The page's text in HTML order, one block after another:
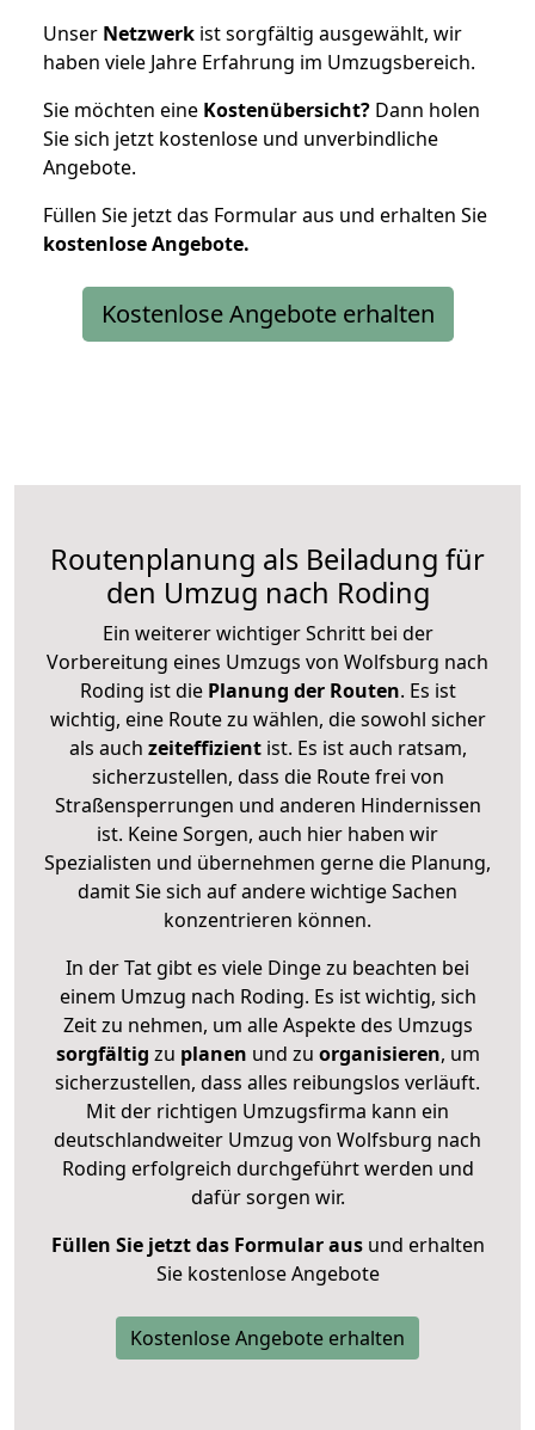
Unser Netzwerk ist sorgfältig ausgewählt, wir
haben viele Jahre Erfahrung im Umzugsbereich.
Sie möchten eine Kostenübersicht? Dann holen
Sie sich jetzt kostenlose und unverbindliche
Angebote.
Füllen Sie jetzt das Formular aus und erhalten Sie
kostenloseAngebote.
Kostenlose Angebote erhalten
Routenplanung als Beiladung für
den Umzug nach Roding
Ein weiterer wichtiger Schritt bei der
Vorbereitung eines Umzugs von Wolfsburg nach
Roding ist diePlanung der Routen. Es ist
wichtig, eine Route zu wählen, die sowohl sicher
als auch zeiteffizientist. Es ist auch ratsam,
sicherzustellen, dass die Route frei von
Straßensperrungen und anderen Hindernissen
ist. Keine Sorgen, auch hier haben wir
Spezialisten und übernehmen gerne die Planung,
damit Sie sich auf andere wichtige Sachen
konzentrieren können.
In der Tat gibt es viele Dinge zu beachten bei
einem Umzug nach Roding. Es ist wichtig, sich
Zeit zu nehmen, um alle Aspekte des Umzugs
sorgfältig zu planen und zu organisieren, um
sicherzustellen, dass alles reibungslos verläuft.
Mit der richtigen Umzugsfirma kann ein
deutschlandweiter Umzug von Wolfsburg nach
Roding erfolgreich durchgeführt werden und
dafür sorgen wir.
Füllen Sie jetzt das Formular ausund erhalten
Sie kostenlose Angebote
Kostenlose Angebote erhalten